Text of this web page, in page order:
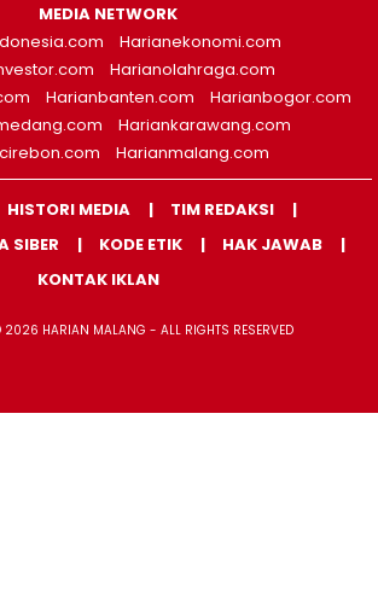
MEDIA NETWORK
Harianekonomi.com
Harianolahraga.com
Harianbanten.com
Harianbogor.com
Hariankarawang.com
Harianmalang.com
HISTORI MEDIA
TIM REDAKSI
SIBER
KODE ETIK
HAK JAWAB
KONTAK IKLAN
2026 HARIAN MALANG - ALL RIGHTS RESERVED